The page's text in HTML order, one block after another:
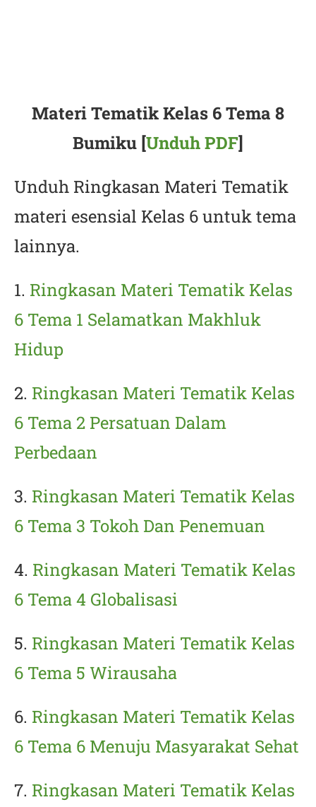
Materi Tematik Kelas 6 Tema 8
Bumiku [Unduh PDF]
Unduh Ringkasan Materi Tematik
materi esensial Kelas 6 untuk tema
lainnya.
1. Ringkasan Materi Tematik Kelas
6 Tema 1 Selamatkan Makhluk
Hidup
2. Ringkasan Materi Tematik Kelas
6 Tema 2 Persatuan Dalam
Perbedaan
3. Ringkasan Materi Tematik Kelas
6 Tema 3 Tokoh Dan Penemuan
4. Ringkasan Materi Tematik Kelas
6 Tema 4 Globalisasi
5. Ringkasan Materi Tematik Kelas
6 Tema 5 Wirausaha
6. Ringkasan Materi Tematik Kelas
6 Tema 6 Menuju Masyarakat Sehat
7. Ringkasan Materi Tematik Kelas